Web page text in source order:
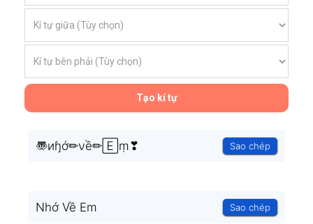
Tạo kí tự
〠иɧớ✏νề✏🄴ṃ❣ Sao chép
Nhớ Về Em Sao chép